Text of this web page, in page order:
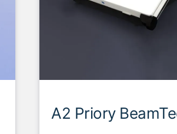
A2 Priory